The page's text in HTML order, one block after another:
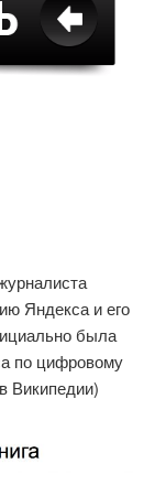
Яндекса и его
была
по цифровому
Википедии)